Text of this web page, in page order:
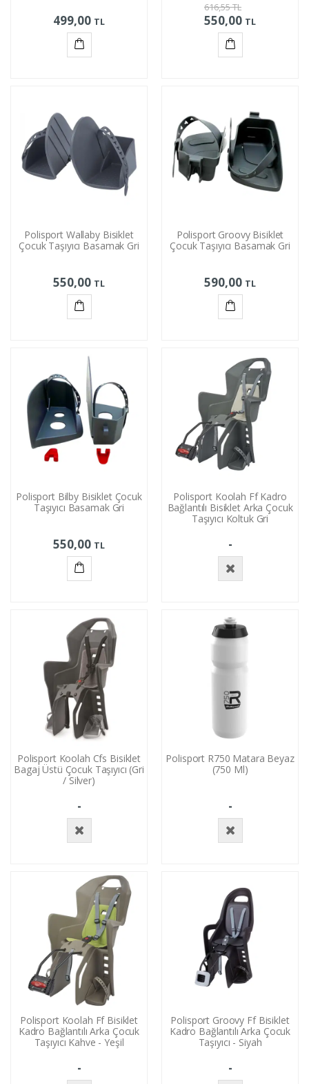
499,00 TL
616,55TL
550,00 TL
Polisport Wallaby Bisiklet
Çocuk Taşıyıcı Basamak Gri
550,00 TL
Polisport Groovy Bisiklet
Çocuk Taşıyıcı Basamak Gri
590,00 TL
Polisport Bilby Bisiklet Çocuk
Taşıyıcı Basamak Gri
550,00 TL
Polisport Koolah Ff Kadro
Bağlantılı Bisiklet Arka Çocuk
Taşıyıcı Koltuk Gri
-
Polisport Koolah Cfs Bisiklet
Bagaj Üstü Çocuk Taşıyıcı (Gri
/ Silver)
-
Polisport R750 Matara Beyaz
(750 Ml)
-
Polisport Koolah Ff Bisiklet
Kadro Bağlantılı Arka Çocuk
Taşıyıcı Kahve - Yeşil
-
Polisport Groovy Ff Bisiklet
Kadro Bağlantılı Arka Çocuk
Taşıyıcı - Siyah
-